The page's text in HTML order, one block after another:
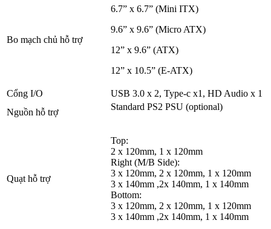
Bo mạch chủ hỗ trợ
6.7” x 6.7” (Mini ITX)
9.6” x 9.6” (Micro ATX)
12” x 9.6” (ATX)
12” x 10.5” (E-ATX)
Cổng I/O
USB 3.0 x 2, Type-c x1, HD Audio x 1
Nguồn hỗ trợ
Standard PS2 PSU (optional)
Quạt hỗ trợ
Top:
2 x 120mm, 1 x 120mm
Right (M/B Side):
3 x 120mm, 2 x 120mm, 1 x 120mm
3 x 140mm ,2x 140mm, 1 x 140mm
Bottom:
3 x 120mm, 2 x 120mm, 1 x 120mm
3 x 140mm ,2x 140mm, 1 x 140mm